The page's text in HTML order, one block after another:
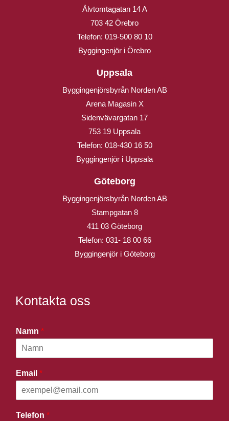
Älvtomtagatan 14 A
703 42 Örebro
Telefon: 019-500 80 10
Byggingenjör i Örebro
Uppsala
Byggingenjörsbyrån Norden AB
Arena Magasin X
Sidenvävargatan 17
753 19 Uppsala
Telefon: 018-430 16 50
Byggingenjör i Uppsala
Göteborg
Byggingenjörsbyrån Norden AB
Stampgatan 8
411 03 Göteborg
Telefon: 031- 18 00 66
Byggingenjör i Göteborg
Kontakta oss
Namn *
Email *
Telefon *